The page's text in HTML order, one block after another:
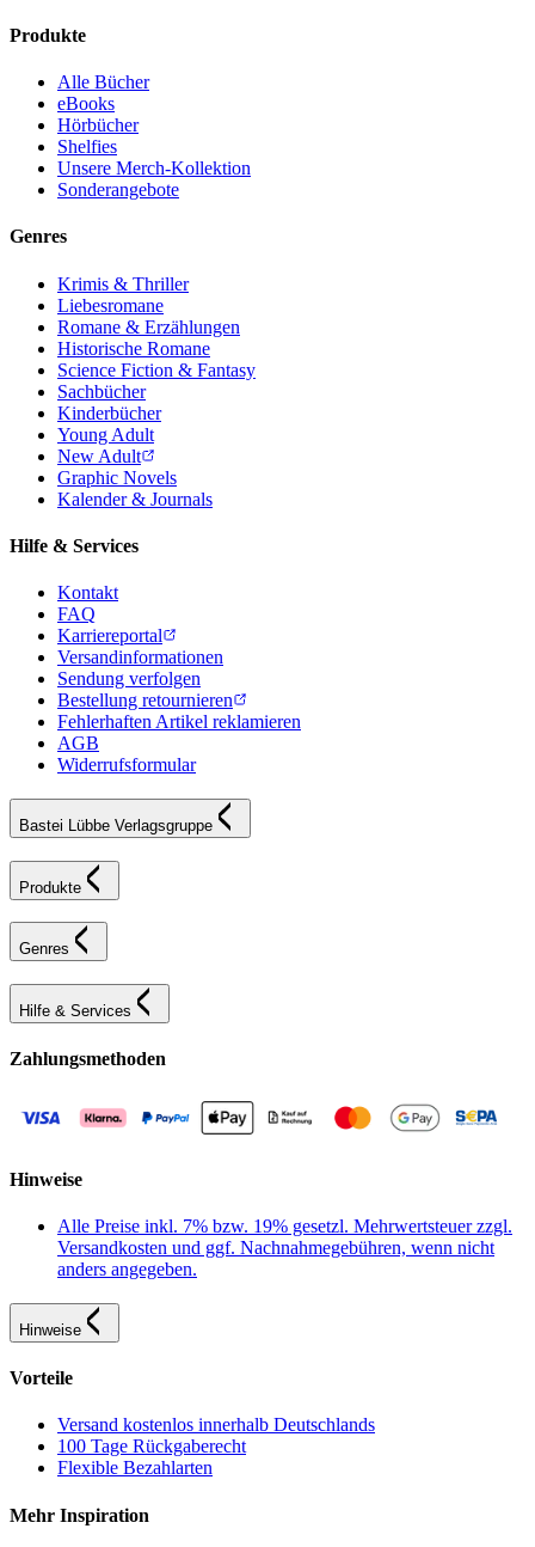
Produkte
Alle Bücher
eBooks
Hörbücher
Shelfies
Unsere Merch-Kollektion
Sonderangebote
Genres
Krimis & Thriller
Liebesromane
Romane & Erzählungen
Historische Romane
Science Fiction & Fantasy
Sachbücher
Kinderbücher
Young Adult
New Adult
Graphic Novels
Kalender & Journals
Hilfe & Services
Kontakt
FAQ
Karriereportal
Versandinformationen
Sendung verfolgen
Bestellung retournieren
Fehlerhaften Artikel reklamieren
AGB
Widerrufsformular
Bastei Lübbe Verlagsgruppe
Produkte
Genres
Hilfe & Services
Zahlungsmethoden
Hinweise
Alle Preise inkl. 7% bzw. 19% gesetzl. Mehrwertsteuer zzgl.
Versandkosten und ggf. Nachnahmegebühren, wenn nicht
anders angegeben.
Hinweise
Vorteile
Versand kostenlos innerhalb Deutschlands
100 Tage Rückgaberecht
Flexible Bezahlarten
Mehr Inspiration